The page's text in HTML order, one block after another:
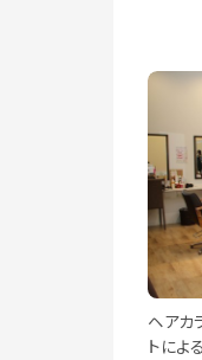
ヘアカ
トによ